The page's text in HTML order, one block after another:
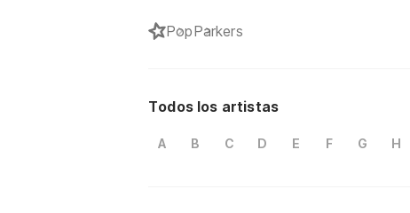
PopParkers
Todos los artistas
A B C D E F G H